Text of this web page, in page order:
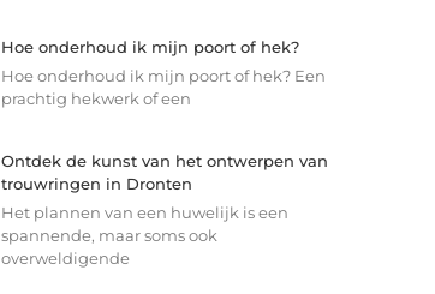
Hoe onderhoud ik mijn poort of hek?
Hoe onderhoud ik mijn poort of hek? Een
prachtig hekwerk of een
Ontdek de kunst van het ontwerpen van
trouwringen in Dronten
Het plannen van een huwelijk is een
spannende, maar soms ook
overweldigende